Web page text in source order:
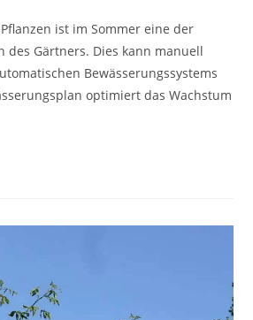
ist im Sommer eine der
des Gärtners. Dies kann manuell
Bewässerungssystems
optimiert das Wachstum